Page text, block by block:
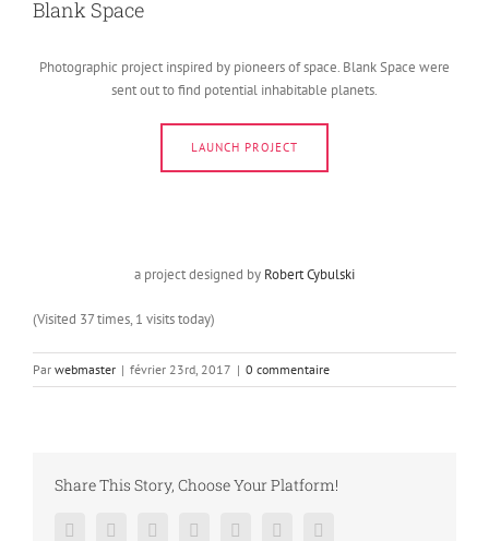
Blank Space
Photographic project inspired by pioneers of space. Blank Space were
sent out to find potential inhabitable planets.
LAUNCH PROJECT
a project designed by Robert Cybulski
(Visited 37 times, 1 visits today)
Par webmaster | février 23rd, 2017 | 0 commentaire
Share This Story, Choose Your Platform!
FacebookTwitter LinkedInReddit Google+Pinterest